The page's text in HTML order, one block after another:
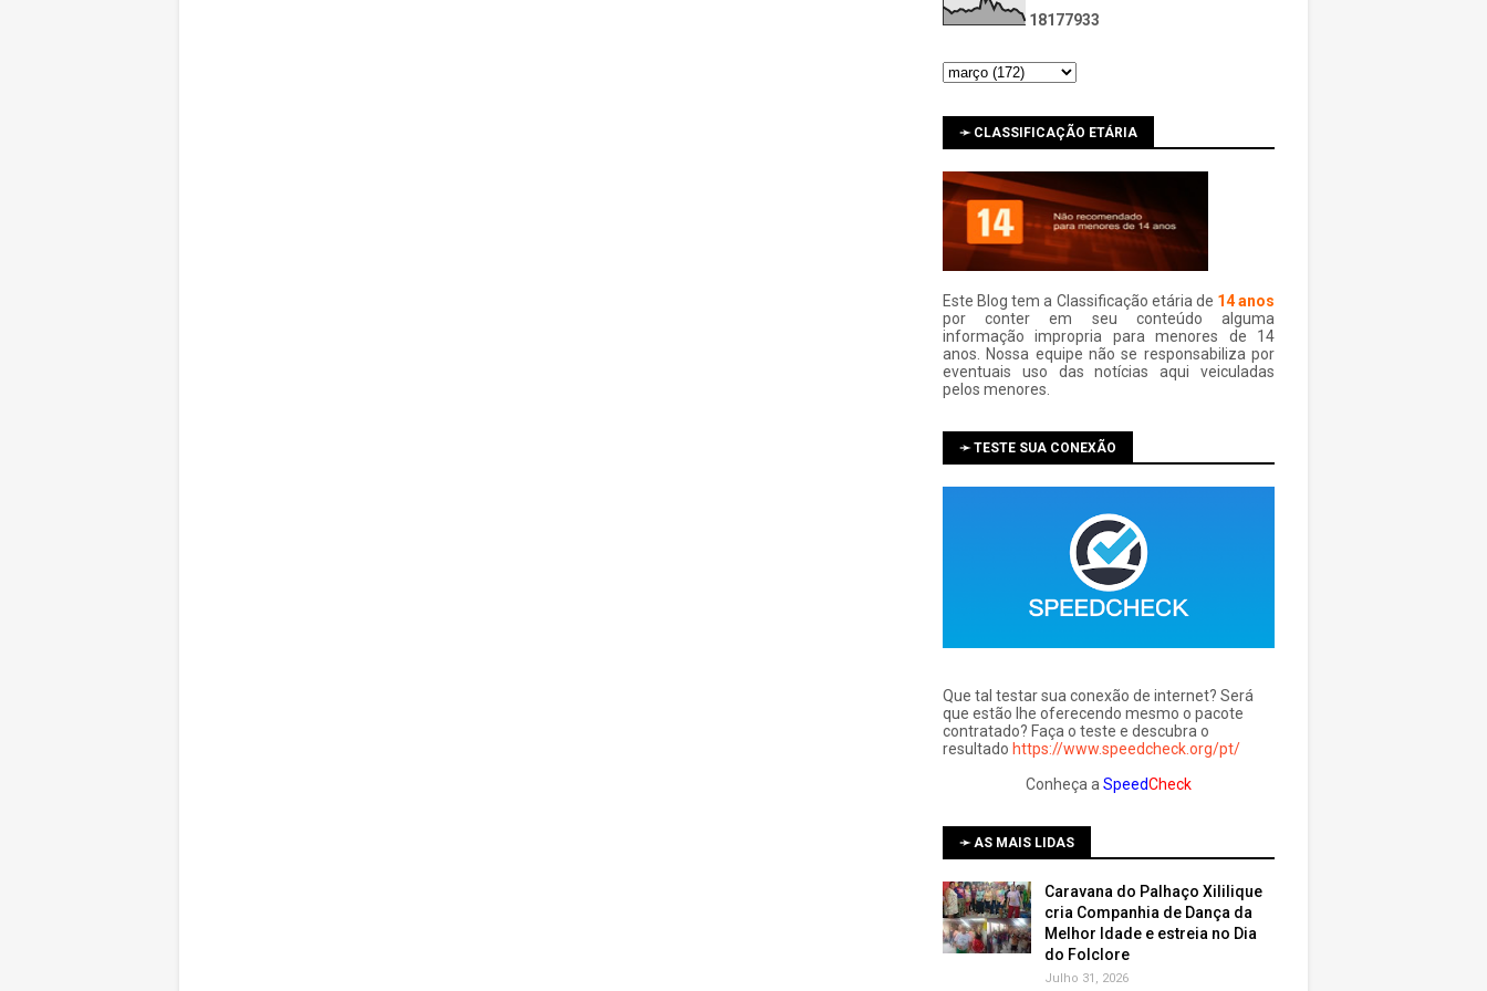
1 81 77933
➛ CLASSIFICAÇÃO ETÁRIA
Este Blog tem a Classificação etária de 14 anos
por conter em seu conteúdo alguma
informação impropria para menores de 14
anos. Nossa equipe não se responsabiliza por
eventuais uso das notí­cias aqui veiculadas
pelos menores.
➛ TESTE SUA CONEXÃO
Que tal testar sua conexão de internet? Será
que estão lhe oferecendo mesmo o pacote
contratado? Faça o teste e descubra o
resultado https://www.speedcheck.org/pt/
Conheça a SpeedCheck
➛ AS MAIS LIDAS
Caravana do Palhaço Xililique
cria Companhia de Dança da
Melhor Idade e estreia no Dia
do Folclore
Julho 31, 2026